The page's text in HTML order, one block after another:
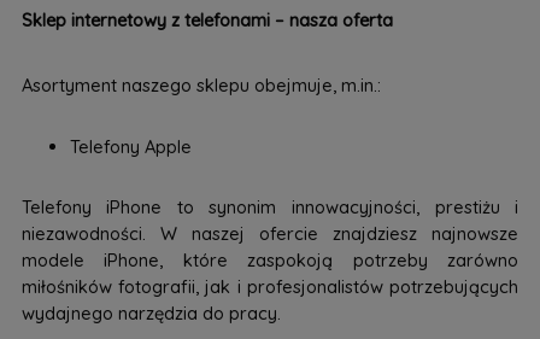
Sklep internetowy z telefonami – nasza oferta
Asortyment naszego sklepu obejmuje, m.in.:
Telefony Apple
Telefony iPhone to synonim innowacyjności, prestiżu i
niezawodności. W naszej ofercie znajdziesz najnowsze
modele iPhone, które zaspokoją potrzeby zarówno
miłośników fotografii, jak i profesjonalistów potrzebujących
wydajnego narzędzia do pracy.